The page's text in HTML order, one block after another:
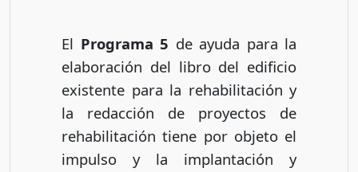
El Programa 5 de ayuda para la
elaboración del libro del edificio
existente para la rehabilitación y
la redacción de proyectos de
rehabilitación tiene por objeto el
impulso y la implantación y